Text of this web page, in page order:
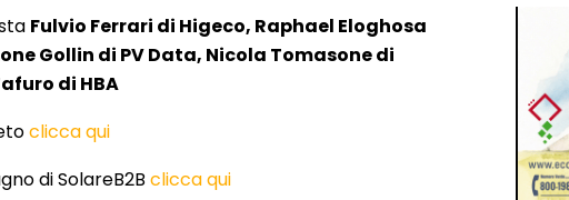
Fulvio Ferrari di Higeco, Raphael Eloghosa
Gollin di PV Data, Nicola Tomasone di
di HBA
clicca qui
di SolareB2B clicca qui